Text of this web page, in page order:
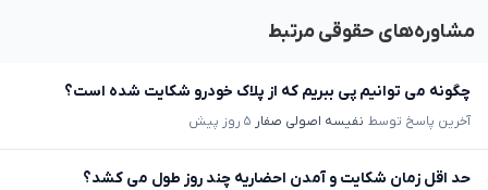
مشاوره‌های حقوقی مرتبط
چگونه می توانیم پی ببریم که از پلاک خودرو شکایت شده است؟
آخرین پاسخ توسط نفیسه اصولی صفار ۵ روز پیش
حد اقل زمان شکایت و آمدن احضاریه چند روز طول می کشد؟